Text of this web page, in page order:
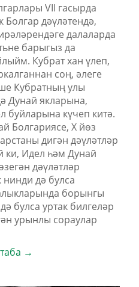
VII гасырда
Болгар дәүләтендә,
далаларда
барыгыз да
Кубрат хан үлеп,
соң, әлеге
Кубратның улы
Дунай якларына,
буйларына күчеп китә.
Болгариясе, X йөз
дигән дәүләтләр
ки, Идел һәм Дунай
дәүләтләр
дә булса
борынгы
булса уртак билгеләр
урынлы сораулар
→